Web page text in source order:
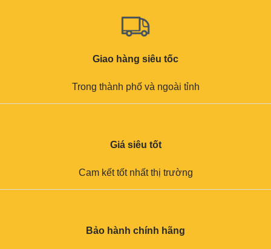
Giao hàng siêu tốc
Trong thành phố và ngoài tỉnh
Giá siêu tốt
Cam kết tốt nhất thị trường
Bảo hành chính hãng